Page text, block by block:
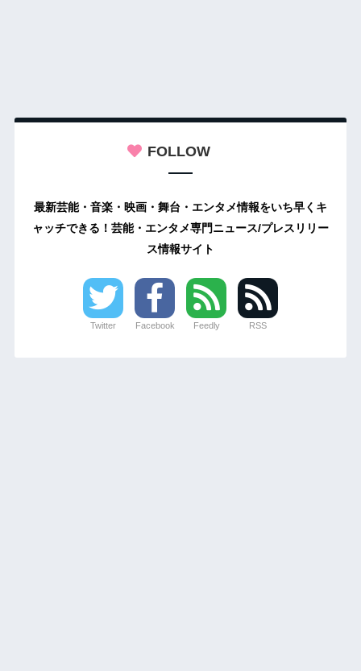
FOLLOW
最新芸能・音楽・映画・舞台・エンタメ情報をいち早くキ
ャッチできる！芸能・エンタメ専門ニュース/プレスリリー
ス情報サイト
Twitter Facebook Feedly RSS